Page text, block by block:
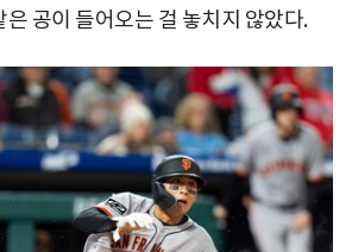
공이 들어오는 걸 놓치지 않았다.